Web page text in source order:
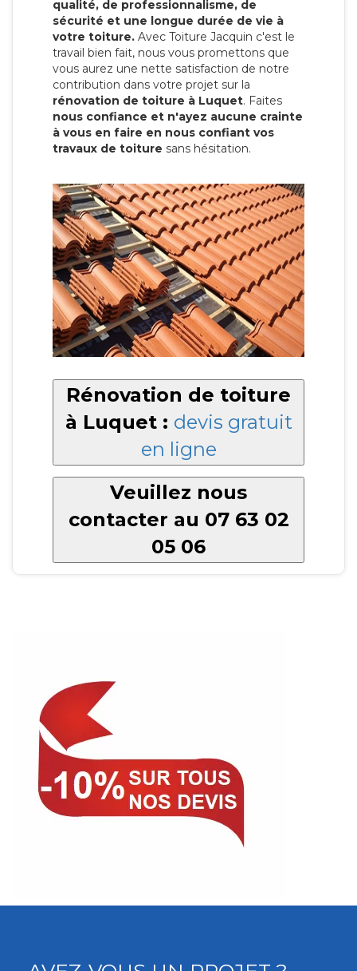
qualité, de professionnalisme, de
sécurité et une longue durée de vie à
votre toiture. Avec Toiture Jacquin c'est le
travail bien fait, nous vous promettons que
vous aurez une nette satisfaction de notre
contribution dans votre projet sur la
rénovation de toiture à Luquet. Faites
nous confiance et n'ayez aucune crainte
à vous en faire en nous confiant vos
travaux de toiture sans hésitation.
Rénovation de toiture
à Luquet : devis gratuit
en ligne
Veuillez nous
contacter au 07 63 02
05 06